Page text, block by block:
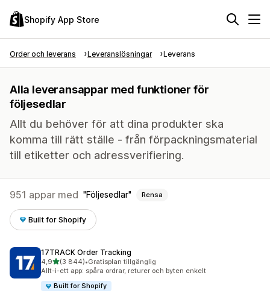
Shopify App Store
Order och leverans Leveranslösningar Leverans
Alla leveransappar med funktioner för
följesedlar
Allt du behöver för att dina produkter ska
komma till rätt ställe - från förpackningsmaterial
till etiketter och adressverifiering.
951 appar med Följesedlar Rensa
Built for Shopify
17TRACK Order Tracking
4,9av 5 stjärnor
(3 844)
3844 recensioner totalt
•Gratisplan tillgänglig
Allt-i-ett app: spåra ordrar, returer och byten enkelt
Built for Shopify